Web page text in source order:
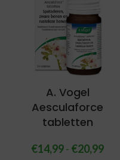
A. Vogel
Aesculaforce
tabletten
€14,99- €20,99